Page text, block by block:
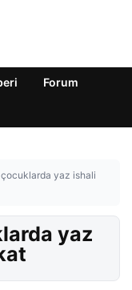
Forum
çocuklarda yaz ishali
yaz